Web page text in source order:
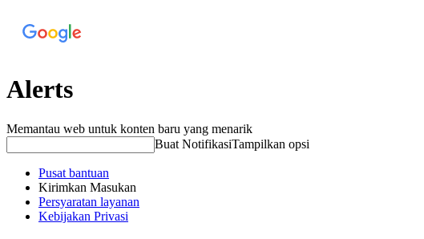
Alerts
Memantau web untuk konten baru yang menarik
Buat NotifikasiTampilkan opsi
Pusat bantuan
Kirimkan Masukan
Persyaratan layanan
Kebijakan Privasi